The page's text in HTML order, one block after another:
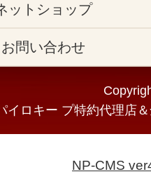
ットショップ
お問い合わせ
イロキー プ特約代理店
NP-CMS